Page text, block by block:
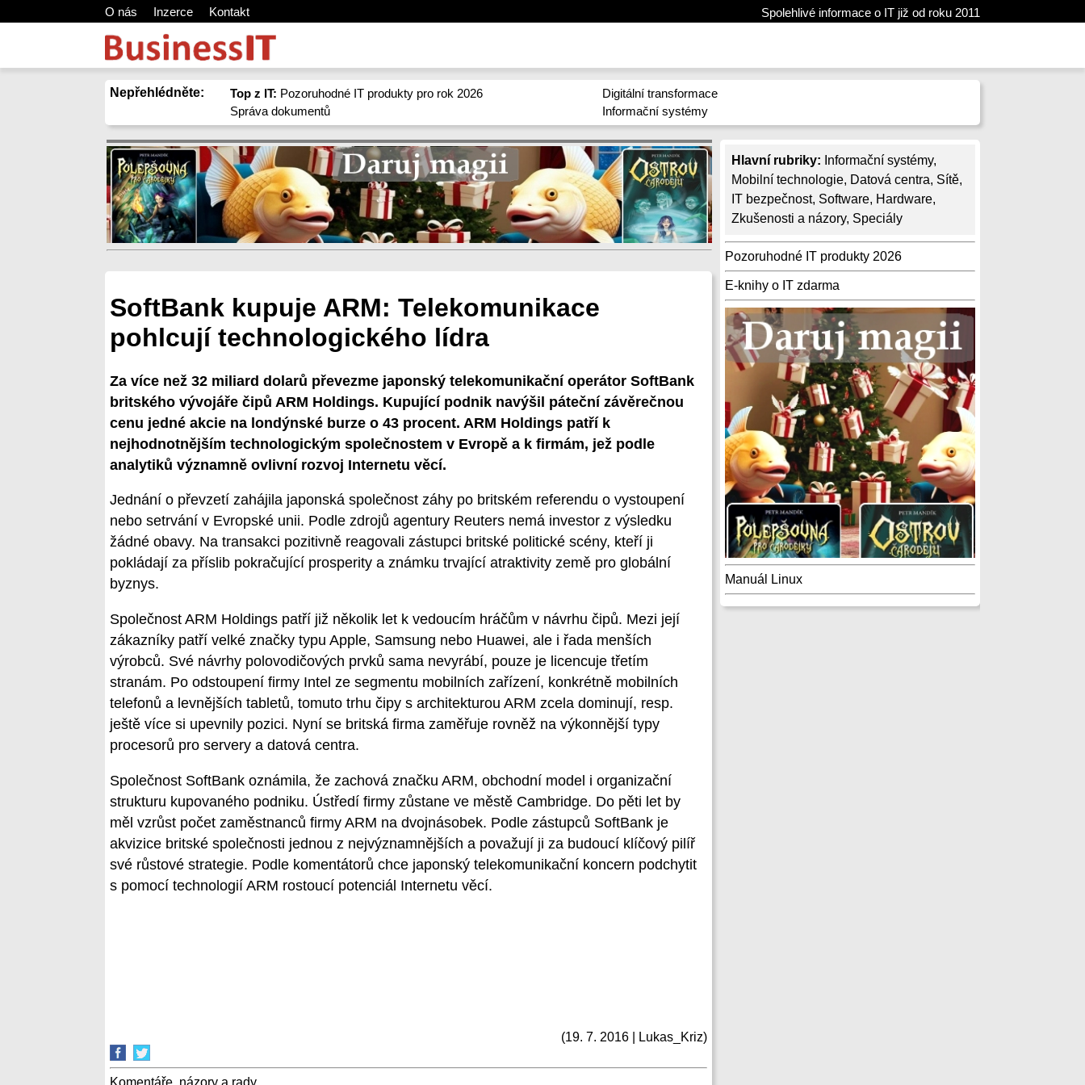
O nás Inzerce Kontakt Spolehlivé informace o IT již od roku 2011
Nepřehlédněte: Top z IT: Pozoruhodné IT produkty pro rok 2026
Správa dokumentů
Digitální transformace
Informační systémy
Hlavní rubriky: Informační systémy,
Mobilní technologie, Datová centra, Sítě,
IT bezpečnost, Software, Hardware,
Zkušenosti a názory, Speciály
Pozoruhodné IT produkty 2026
E-knihy o IT zdarma
Manuál Linux
SoftBank kupuje ARM: Telekomunikace
pohlcují technologického lídra
Za více než 32 miliard dolarů převezme japonský telekomunikační operátor SoftBank
britského vývojáře čipů ARM Holdings. Kupující podnik navýšil páteční závěrečnou
cenu jedné akcie na londýnské burze o 43 procent. ARM Holdings patří k
nejhodnotnějším technologickým společnostem v Evropě a k firmám, jež podle
analytiků významně ovlivní rozvoj Internetu věcí.
Jednání o převzetí zahájila japonská společnost záhy po britském referendu o vystoupení
nebo setrvání v Evropské unii. Podle zdrojů agentury Reuters nemá investor z výsledku
žádné obavy. Na transakci pozitivně reagovali zástupci britské politické scény, kteří ji
pokládají za příslib pokračující prosperity a známku trvající atraktivity země pro globální
byznys.
Společnost ARM Holdings patří již několik let k vedoucím hráčům v návrhu čipů. Mezi její
zákazníky patří velké značky typu Apple, Samsung nebo Huawei, ale i řada menších
výrobců. Své návrhy polovodičových prvků sama nevyrábí, pouze je licencuje třetím
stranám. Po odstoupení firmy Intel ze segmentu mobilních zařízení, konkrétně mobilních
telefonů a levnějších tabletů, tomuto trhu čipy s architekturou ARM zcela dominují, resp.
ještě více si upevnily pozici. Nyní se britská firma zaměřuje rovněž na výkonnější typy
procesorů pro servery a datová centra.
Společnost SoftBank oznámila, že zachová značku ARM, obchodní model i organizační
strukturu kupovaného podniku. Ústředí firmy zůstane ve městě Cambridge. Do pěti let by
měl vzrůst počet zaměstnanců firmy ARM na dvojnásobek. Podle zástupců SoftBank je
akvizice britské společnosti jednou z nejvýznamnějších a považují ji za budoucí klíčový pilíř
své růstové strategie. Podle komentátorů chce japonský telekomunikační koncern podchytit
s pomocí technologií ARM rostoucí potenciál Internetu věcí.
(19. 7. 2016 | Lukas_Kriz)
Komentáře, názory a rady